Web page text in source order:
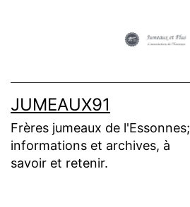
JUMEAUX91
Frères jumeaux de l'Essonnes;
informations et archives, à
savoir et retenir.